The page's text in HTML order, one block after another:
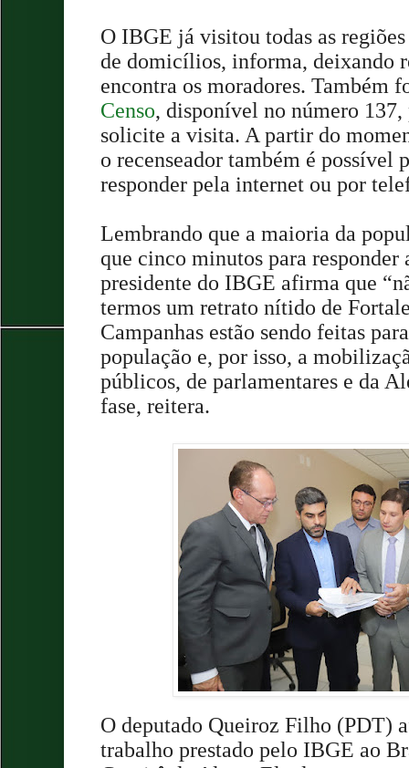
O IBGE já visitou todas as
de domicílios, informa, deixando
encontra os moradores. Também
Censo, disponível no número 137,
solicite a visita. A partir do
o recenseador também é possível
responder pela internet ou por
Lembrando que a maioria da
que cinco minutos para responder
presidente do IBGE afirma que
termos um retrato nítido de
Campanhas estão sendo feitas
população e, por isso, a
públicos, de parlamentares e da
fase, reitera.
O deputado Queiroz Filho (PDT)
trabalho prestado pelo IBGE ao